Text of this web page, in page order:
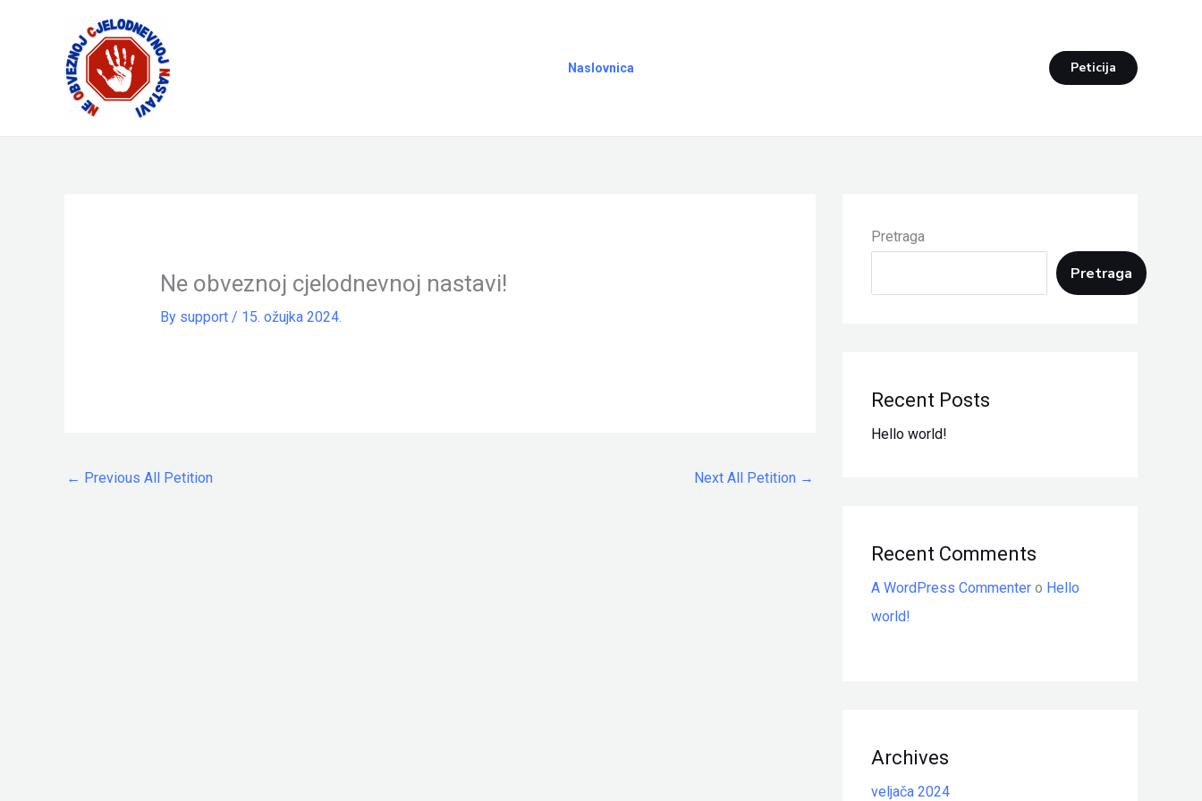
Naslovnica Peticija
Ne obveznoj cjelodnevnoj nastavi!
By support / 15. ožujka 2024.
← Previous All Petition Next All Petition →
Pretraga
Pretraga
Recent Posts
Hello world!
Recent Comments
A WordPress Commenter o Hello
world!
Archives
veljača 2024